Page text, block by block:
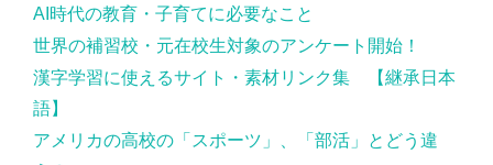
AI時代の教育・子育てに必要なこと
世界の補習校・元在校生対象のアンケート開始！
漢字学習に使えるサイト・素材リンク集 【継承日本
語】
アメリカの高校の「スポーツ」、「部活」とどう違